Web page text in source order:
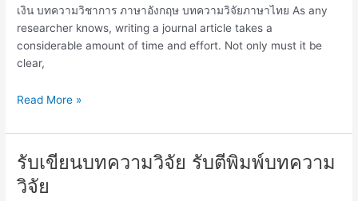
เงิน บทความวิชาการ ภาษาอังกฤษ บทความวิจัยภาษาไทย As any
researcher knows, writing a journal article takes a
considerable amount of time and effort. Not only must it be
clear,
Read More »
รับเขียนบทความวิจัย รับตีพิมพ์บทความ
วิจัย
รับ
เขียน
บทความ